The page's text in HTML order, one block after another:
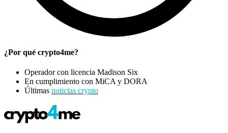
¿Por qué crypto4me?
Operador con licencia Madison Six
En cumplimiento con MiCA y DORA
Últimas noticias crypto